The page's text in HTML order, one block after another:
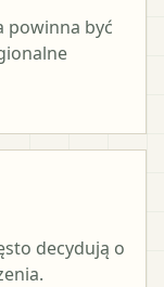
powinna być
decydują o